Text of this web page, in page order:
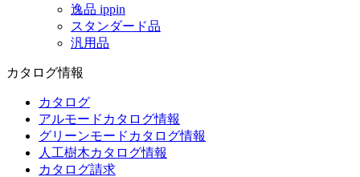
逸品 ippin
スタンダード品
汎用品
カタログ情報
カタログ
アルモードカタログ情報
グリーンモードカタログ情報
人工樹木カタログ情報
カタログ請求